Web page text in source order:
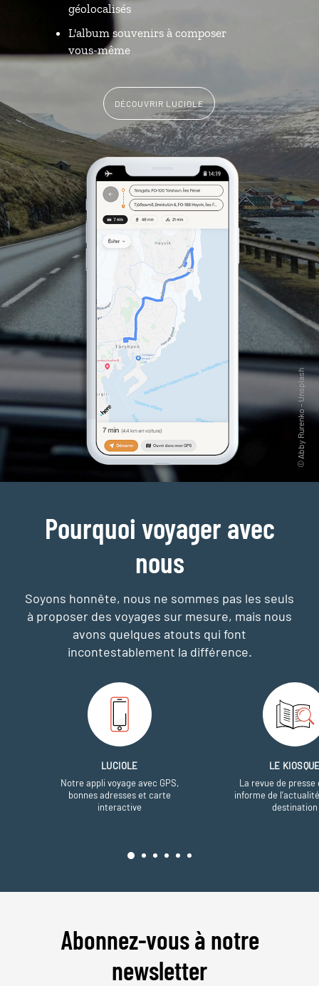
géolocalisés
L'album souvenirs à composer
vous-même
DÉCOUVRIR LUCIOLE
Pourquoi voyager avec
nous
Soyons honnête, nous ne sommes pas les seuls
à proposer des voyages sur mesure, mais nous
avons quelques atouts qui font
incontestablement la différence.
LUCIOLE
Notre appli voyage avec GPS,
bonnes adresses et carte
interactive
LE
La revue de presse
informe de
destination
Abonnez-vous à notre
newsletter